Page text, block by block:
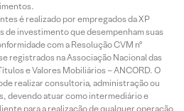
é realizado por empregados da XP
de investimento que desempenham suas
com a Resolução CVM nº
registrados na Associação Nacional das
e Valores Mobiliários – ANCORD. O
realizar consultoria, administração ou
devendo atuar como intermediário e
para a realização de qualquer operação